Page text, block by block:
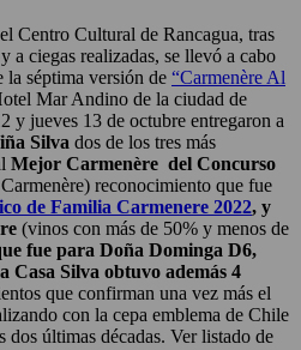
Centro Cultural de Rancagua, tras
a ciegas realizadas, se llevó a cabo
la séptima versión de “Carmenère Al
Mar Andino de la ciudad de
y jueves 13 de octubre entregaron a
Silva dos de los tres más
Mejor Carmenère del Concurso
reconocimiento que fue
de Familia Carmenere 2022, y
(vinos con más de 50% y menos de
fue para Doña Dominga D6,
Casa Silva obtuvo además 4
que confirman una vez más el
con la cepa emblema de Chile
últimas décadas. Ver listado de